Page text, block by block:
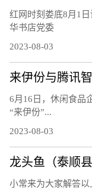
红网时刻娄底8月1
华书店党委
2023-08-03
6月16日，休闲食品
“来伊份”...
2023-08-03
龙头鱼（泰顺县
小常来为大家解答